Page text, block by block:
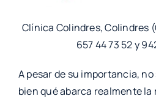
Clínica Colindres, Colindres
657 44 73 52 y
A pesar de su importancia,
bien qué abarca realmente